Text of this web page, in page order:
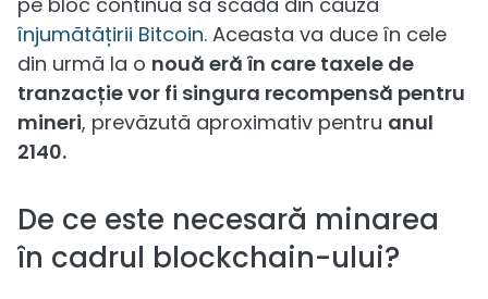
înjumătățirii Bitcoin. Aceasta va duce în cele
din urmă la o nouă eră în care taxele de
tranzacție vor fi singura recompensă pentru
mineri, prevăzută aproximativ pentru anul
2140.
De ce este necesară minarea
în cadrul blockchain-ului?